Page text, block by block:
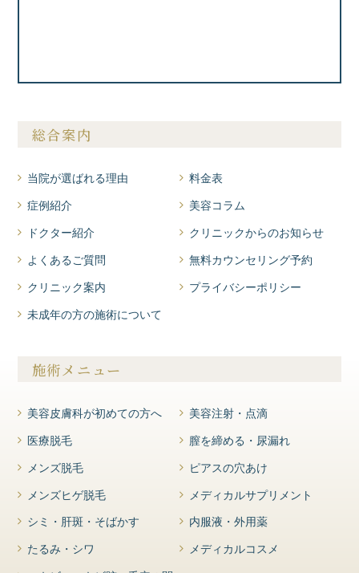
総合案内
当院が選ばれる理由
症例紹介
ドクター紹介
よくあるご質問
クリニック案内
未成年の方の施術について
料金表
美容コラム
クリニックからのお知らせ
無料カウンセリング予約
プライバシーポリシー
施術メニュー
美容皮膚科が初めての方へ
医療脱毛
メンズ脱毛
メンズヒゲ脱毛
シミ・肝斑・そばかす
たるみ・シワ
美容注射・点滴
膣を締める・尿漏れ
ピアスの穴あけ
メディカルサプリメント
内服液・外用薬
メディカルコスメ